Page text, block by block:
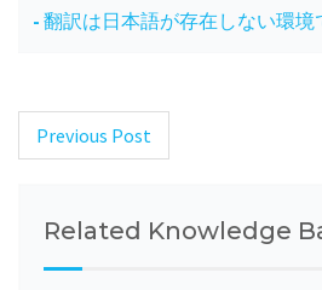
翻訳は日本語が存在しない環境
Post
Previous Post
Related Knowledge